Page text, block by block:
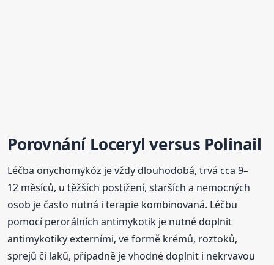
Porovnání Loceryl versus Polinail
Léčba onychomykóz je vždy dlouhodobá, trvá cca 9–
12 měsíců, u těžších postižení, starších a nemocných
osob je často nutná i terapie kombinovaná. Léčbu
pomocí perorálních antimykotik je nutné doplnit
antimykotiky externími, ve formě krémů, roztoků,
sprejů či laků, případně je vhodné doplnit i nekrvavou